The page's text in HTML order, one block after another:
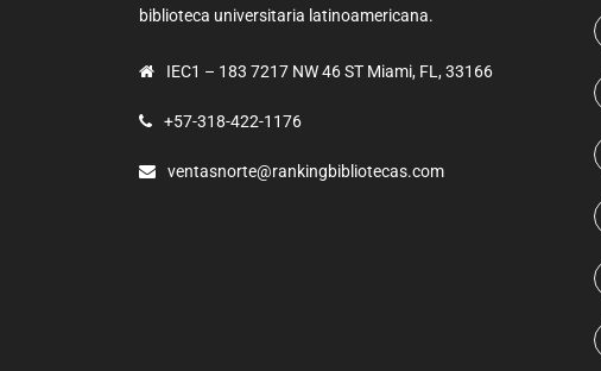
biblioteca universitaria latinoamericana.
IEC1 – 183 7217 NW 46 ST Miami, FL, 33166
+57-318-422-1176
ventasnorte@rankingbibliotecas.com